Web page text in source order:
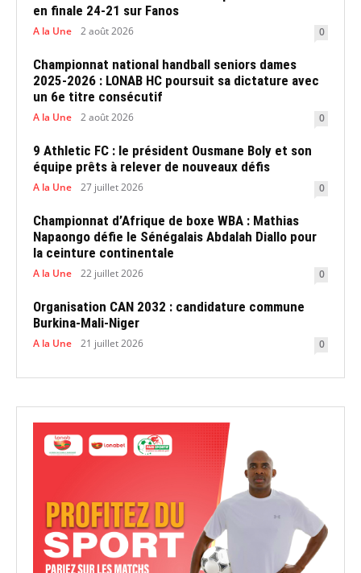
en finale 24-21 sur Fanos
A la Une 2 août 2026 0
Championnat national handball seniors dames
2025-2026 : LONAB HC poursuit sa dictature avec
un 6e titre consécutif
A la Une 2 août 2026 0
9 Athletic FC : le président Ousmane Boly et son
équipe prêts à relever de nouveaux défis
A la Une 27 juillet 2026 0
Championnat d’Afrique de boxe WBA : Mathias
Napaongo défie le Sénégalais Abdalah Diallo pour
la ceinture continentale
A la Une 22 juillet 2026 0
Organisation CAN 2032 : candidature commune
Burkina-Mali-Niger
A la Une 21 juillet 2026 0